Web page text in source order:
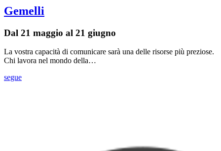
Gemelli
Dal 21 maggio al 21 giugno
La vostra capacità di comunicare sarà una delle risorse più preziose.
Chi lavora nel mondo della…
segue